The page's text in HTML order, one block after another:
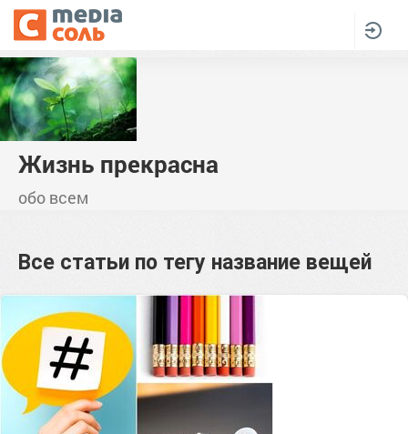
Жизнь прекрасна
обо всем
Все статьи по тегу название вещей